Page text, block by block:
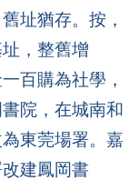
址猶存。按，
，整舊增
百購為社學，
院，在城南和
東莞場署。嘉
建鳳岡書